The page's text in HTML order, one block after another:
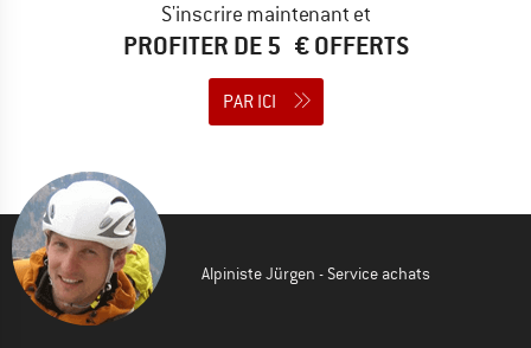
S'inscrire maintenant et
PROFITER DE 5 € OFFERTS
PAR ICI
Alpiniste Jürgen - Service achats